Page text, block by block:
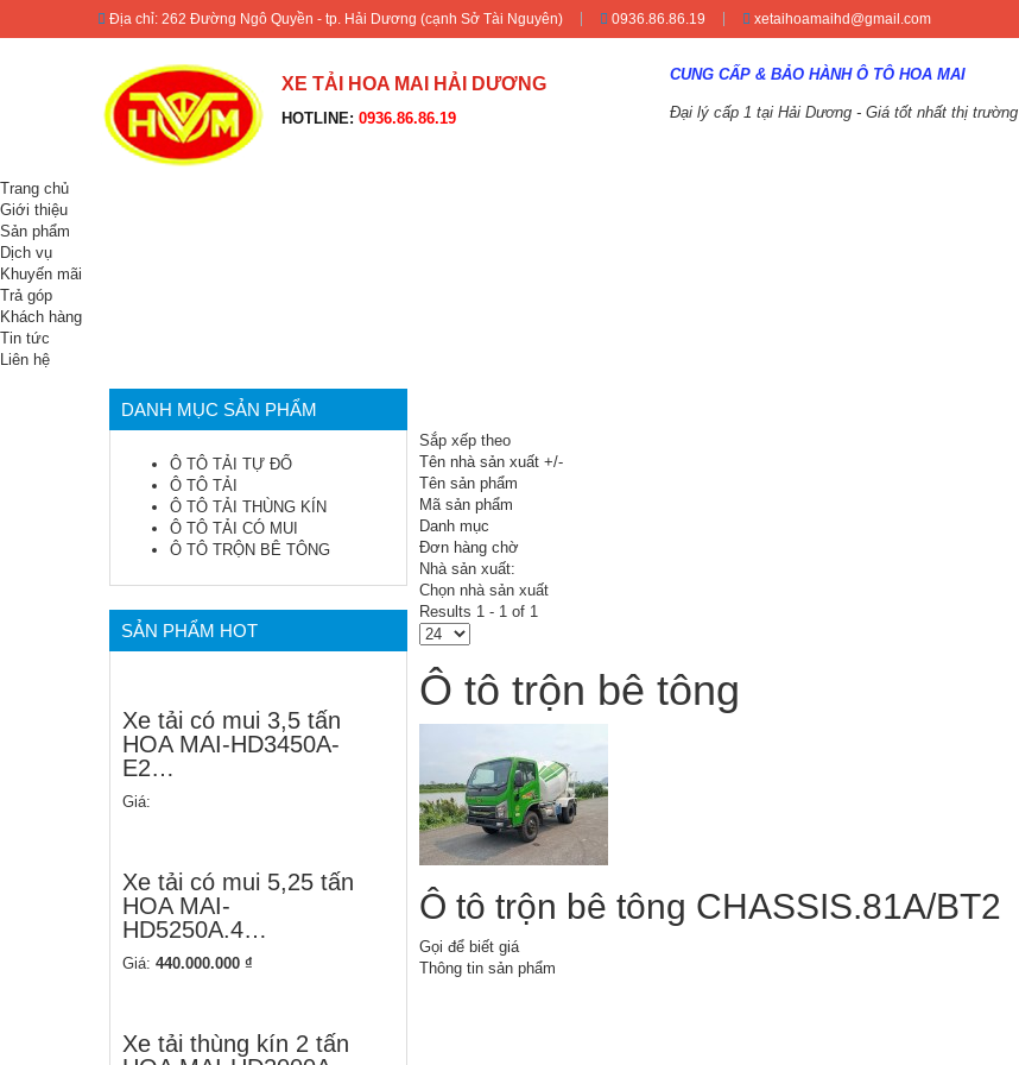
Địa chỉ: 262 Đường Ngô Quyền - tp. Hải Dương (cạnh Sở Tài Nguyên) 0936.86.86.19 xetaihoamaihd@gmail.com
XE TẢI HOA MAI HẢI DƯƠNG
HOTLINE: 0936.86.86.19
CUNG CẤP & BẢO HÀNH Ô TÔ HOA MAI
Đại lý cấp 1 tại Hải Dương - Giá tốt nhất thị trường
Trang chủ
Giới thiệu
Sản phẩm
Dịch vụ
Khuyến mãi
Trả góp
Khách hàng
Tin tức
Liên hệ
DANH MỤC SẢN PHẨM
Ô TÔ TẢI TỰ ĐỔ
Ô TÔ TẢI
Ô TÔ TẢI THÙNG KÍN
Ô TÔ TẢI CÓ MUI
Ô TÔ TRỘN BÊ TÔNG
SẢN PHẨM HOT
Xe tải có mui 3,5 tấn
HOA MAI-HD3450A-
E2…
Giá:
Xe tải có mui 5,25 tấn
HOA MAI-
HD5250A.4…
Giá: 440.000.000 ₫
Xe tải thùng kín 2 tấn
Sắp xếp theo
Tên nhà sản xuất +/-
Tên sản phẩm
Mã sản phẩm
Danh mục
Đơn hàng chờ
Nhà sản xuất:
Chọn nhà sản xuất
Results 1 - 1 of 1
Ô tô trộn bê tông
Ô tô trộn bê tông CHASSIS.81A/BT2
Gọi để biết giá
Thông tin sản phẩm